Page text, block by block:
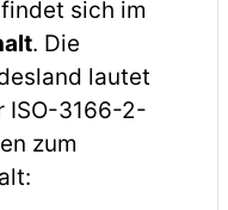
sich im
. Die
lautet
ISO-3166-2-
zum